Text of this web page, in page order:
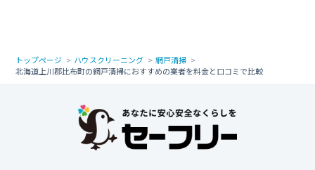
トップページ ハウスクリーニング
網戸清掃
北海道上川郡比布町の網戸清掃におすすめの業者を料金と口コミで比較